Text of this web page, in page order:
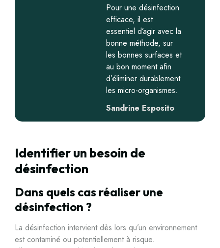
Pour une désinfection
efficace, il est
essentiel d’agir avec la
bonne méthode, sur
les bonnes surfaces et
au bon moment afin
d’éliminer durablement
les micro-organismes.
Sandrine Esposito
Identifier un besoin de
désinfection
Dans quels cas réaliser une
désinfection ?
La désinfection intervient dès lors qu’un environnement
est contaminé ou potentiellement à risque.